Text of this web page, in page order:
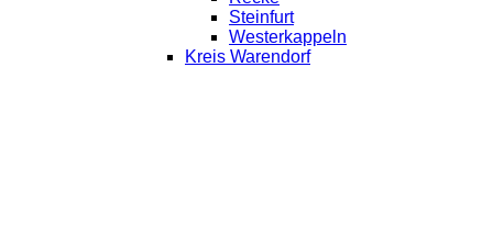
Steinfurt
Westerkappeln
Kreis Warendorf